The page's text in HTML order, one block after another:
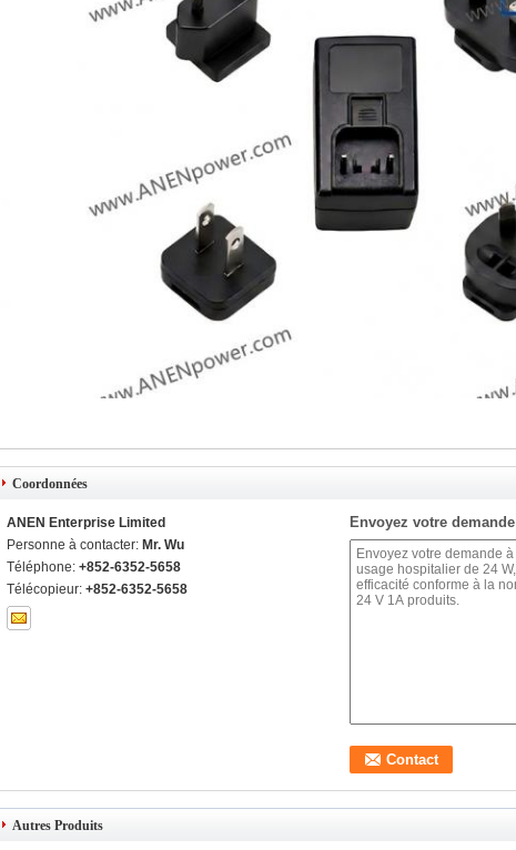
Coordonnées
ANEN Enterprise Limited
Personne à contacter: Mr. Wu
Téléphone: +852-6352-5658
Télécopieur: +852-6352-5658
Envoyez votre
Autres Produits